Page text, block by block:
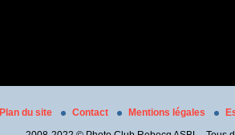
Plan du site Contact Mentions légales